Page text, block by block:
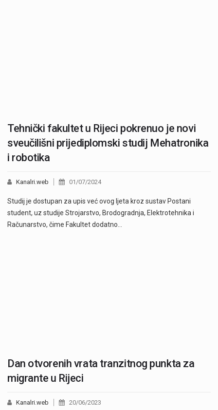
Tehnički fakultet u Rijeci pokrenuo je novi
sveučilišni prijediplomski studij Mehatronika
i robotika
Kanalri.web 01/07/2024
Studij je dostupan za upis već ovog ljeta kroz sustav Postani
student, uz studije Strojarstvo, Brodogradnja, Elektrotehnika i
Računarstvo, čime Fakultet dodatno…
Dan otvorenih vrata tranzitnog punkta za
migrante u Rijeci
Kanalri.web 20/06/2023